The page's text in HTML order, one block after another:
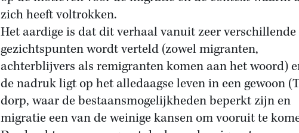
zich heeft voltrokken.
Het aardige is dat dit verhaal vanuit zeer verschillende
gezichtspunten wordt verteld (zowel migranten,
achterblijvers als remigranten komen aan het woord)
de nadruk ligt op het alledaagse leven in een gewoon
dorp, waar de bestaansmogelijkheden beperkt zijn en
migratie een van de weinige kansen om vooruit te